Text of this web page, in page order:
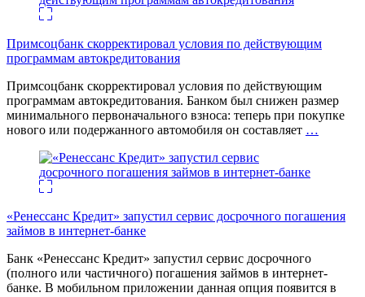
Примсоцбанк скорректировал условия по действующим
программам автокредитования
Примсоцбанк скорректировал условия по действующим
программам автокредитования. Банком был снижен размер
минимального первоначального взноса: теперь при покупке
нового или подержанного автомобиля он составляет …
«Ренессанс Кредит» запустил сервис досрочного погашения
займов в интернет-банке
Банк «Ренессанс Кредит» запустил сервис досрочного
(полного или частичного) погашения займов в интернет-
банке. В мобильном приложении данная опция появится в